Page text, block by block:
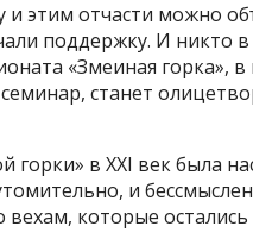
и этим отчасти можно
поддержку. И никто
«Змеиная горка»,
станет
в XXI век была
и
которые